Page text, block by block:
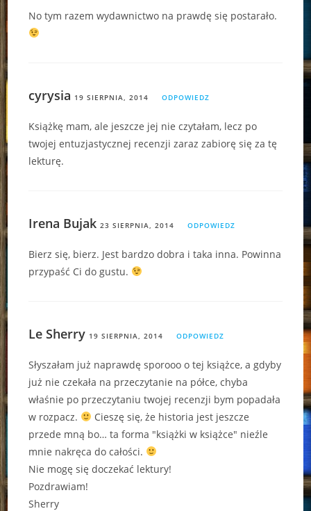
No tym razem wydawnictwo na prawdę się postarało.
cyrysia 19 SIERPNIA, 2014 ODPOWIEDZ
Książkę mam, ale jeszcze jej nie czytałam, lecz po
twojej entuzjastycznej recenzji zaraz zabiorę się za tę
lekturę.
Irena Bujak 23 SIERPNIA, 2014 ODPOWIEDZ
Bierz się, bierz. Jest bardzo dobra i taka inna. Powinna
przypaść Ci do gustu.
Le Sherry 19 SIERPNIA, 2014 ODPOWIEDZ
Słyszałam już naprawdę sporooo o tej książce, a gdyby
już nie czekała na przeczytanie na półce, chyba
właśnie po przeczytaniu twojej recenzji bym popadała
w rozpacz.
Cieszę się, że historia jest jeszcze
przede mną bo… ta forma "książki w książce" nieźle
mnie nakręca do całości.
Nie mogę się doczekać lektury!
Pozdrawiam!
Sherry